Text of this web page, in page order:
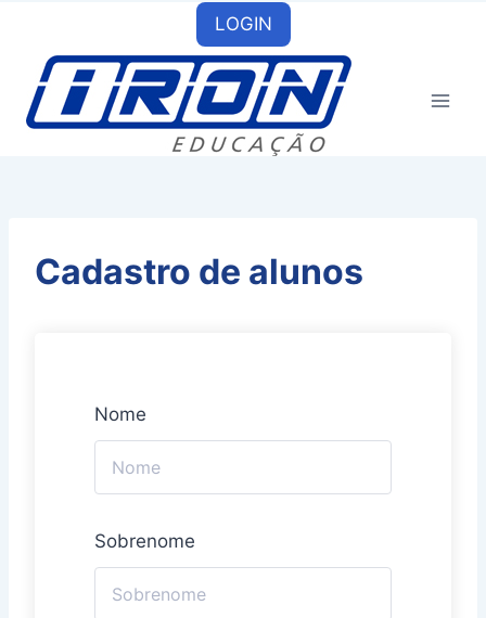
content
LOGIN
Cadastro de alunos
Nome
Sobrenome